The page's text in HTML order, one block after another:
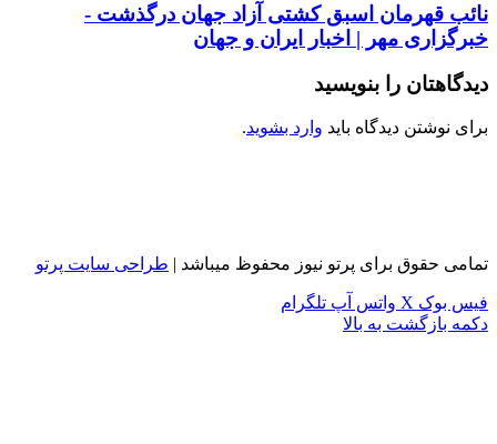
نائب قهرمان اسبق کشتی آزاد جهان درگذشت -
خبرگزاری مهر | اخبار ایران و جهان
دیدگاهتان را بنویسید
برای نوشتن دیدگاه باید وارد بشوید.
تمامی حقوق برای پرتو نیوز محفوظ میباشد | طراحی سایت پرتو
فیس بوک X واتس آپ تلگرام
دکمه بازگشت به بالا